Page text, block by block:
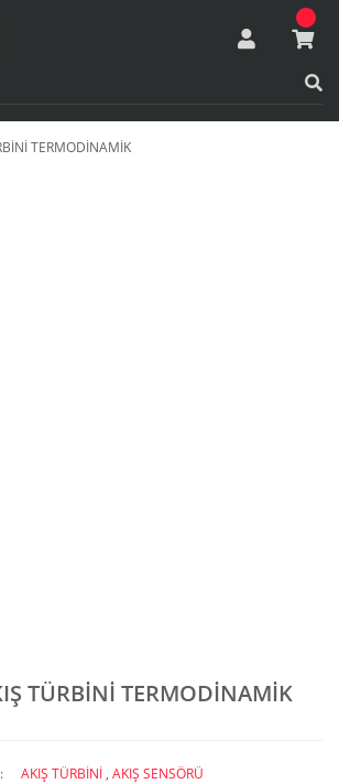
TÜRBİNİ TERMODİNAMİK
AKIŞ TÜRBİNİ ,AKIŞ SENSÖRÜ